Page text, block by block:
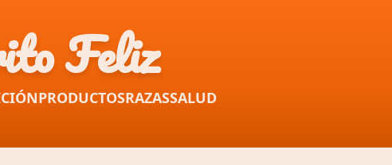
Feliz
PRODUCTOSRAZASSALUD